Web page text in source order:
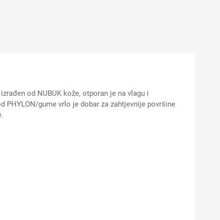
od NUBUK kože, otporan je na vlagu i
gume vrlo je dobar za zahtjevnije površine